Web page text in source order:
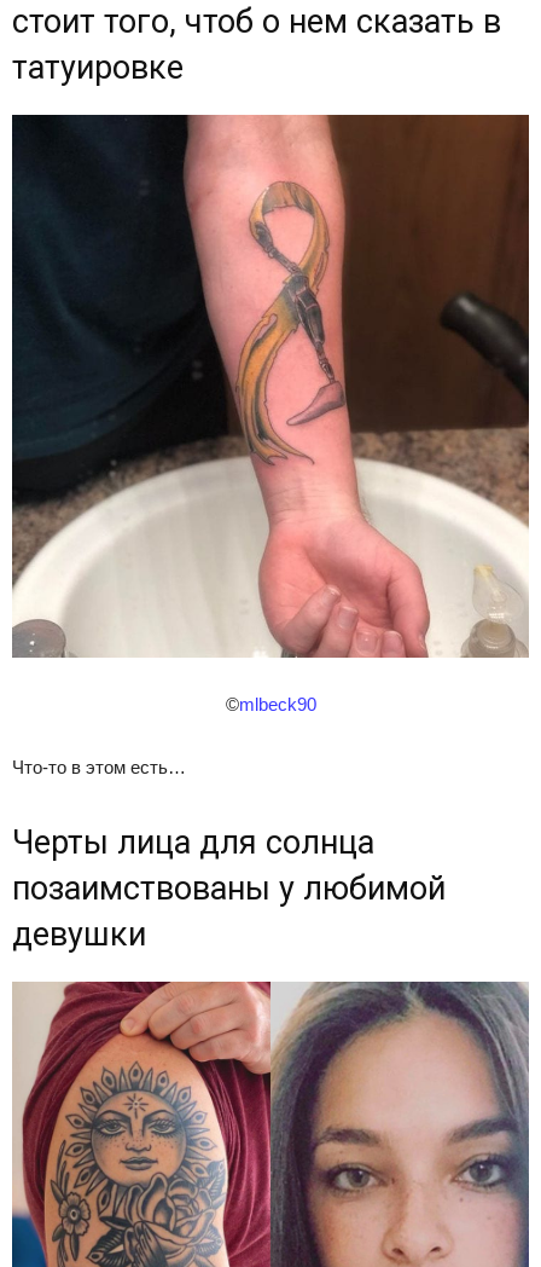
стоит того, чтоб о нем сказать в
татуировке
©mlbeck90
Что-то в этом есть…
Черты лица для солнца
позаимствованы у любимой
девушки